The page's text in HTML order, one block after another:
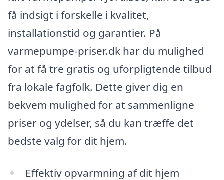
få indsigt i forskelle i kvalitet,
installationstid og garantier. På
varmepumpe-priser.dk har du mulighed
for at få tre gratis og uforpligtende tilbud
fra lokale fagfolk. Dette giver dig en
bekvem mulighed for at sammenligne
priser og ydelser, så du kan træffe det
bedste valg for dit hjem.
Effektiv opvarmning af dit hjem